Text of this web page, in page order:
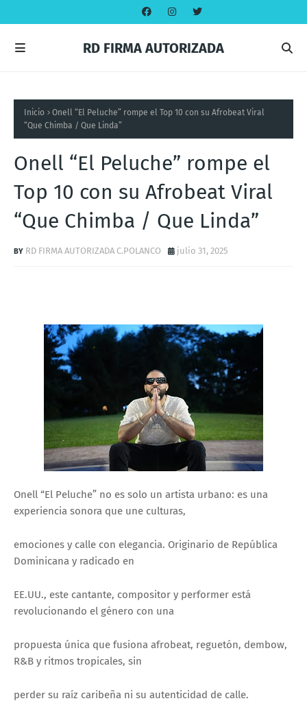
RD FIRMA AUTORIZADA
Inicio
Onell “El Peluche” rompe el Top 10 con su Afrobeat Viral
“Que Chimba / Que Linda”
Onell “El Peluche” rompe el
Top 10 con su Afrobeat Viral
“Que Chimba / Que Linda”
RD FIRMA AUTORIZADA C.POLANCO julio 31, 2025
Onell “El Peluche” no es solo un artista urbano: es una
experiencia sonora que une culturas,
emociones y calle con elegancia. Originario de República
Dominicana y radicado en
EE.UU., este cantante, compositor y performer está
revolucionando el género con una
propuesta única que fusiona afrobeat, reguetón, dembow,
R&B y ritmos tropicales, sin
perder su raíz caribeña ni su autenticidad de calle.